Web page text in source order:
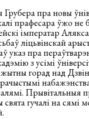
пра новы
прафесара ўжо не
імператар
ліцьвінскай
указ пра
з усімі
горад над
Прывітальныя
гучалі на сямі